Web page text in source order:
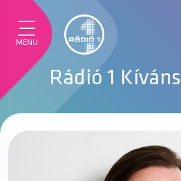
MENU
Rádió 1